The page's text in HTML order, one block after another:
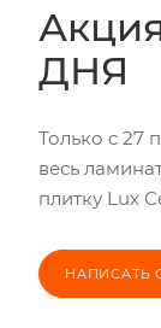
ДНЯ
Только с 27
весь
плитку Lux
НАПИСАТЬ